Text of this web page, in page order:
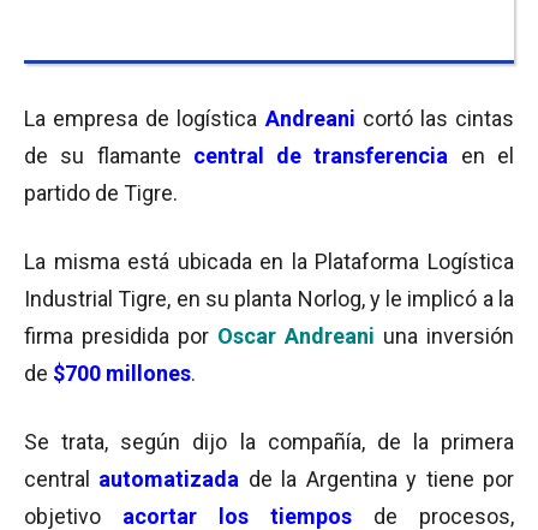
La empresa de logística Andreani cortó las cintas
de su flamante central de transferencia en el
partido de Tigre.
La misma está ubicada en la Plataforma Logística
Industrial Tigre, en su planta Norlog, y le implicó a la
firma presidida por Oscar Andreani una inversión
de $700 millones.
Se trata, según dijo la compañía, de la primera
central automatizada de la Argentina y tiene por
objetivo acortar los tiempos
de procesos,